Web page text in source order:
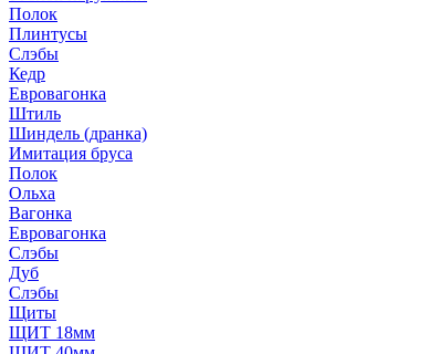
Полок
Плинтусы
Слэбы
Кедр
Евровагонка
Штиль
Шиндель (дранка)
Имитация бруса
Полок
Ольха
Вагонка
Евровагонка
Слэбы
Дуб
Слэбы
Щиты
ЩИТ 18мм